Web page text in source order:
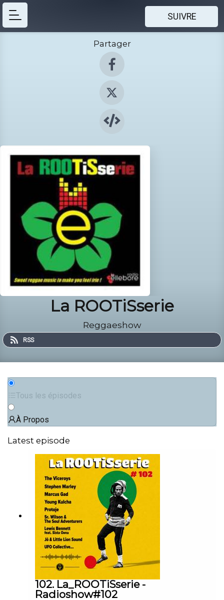
SUIVRE
Partager
La ROOTiSserie
Reggaeshow
RSS
Tous les épisodes
À Propos
Latest episode
102. La_ROOTiSserie -
Radioshow#102